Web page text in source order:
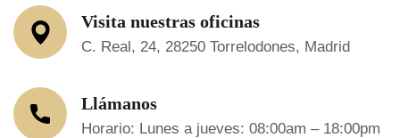
Visita nuestras oficinas
C. Real, 24, 28250 Torrelodones, Madrid
Llámanos
Horario: Lunes a jueves: 08:00am – 18:00pm